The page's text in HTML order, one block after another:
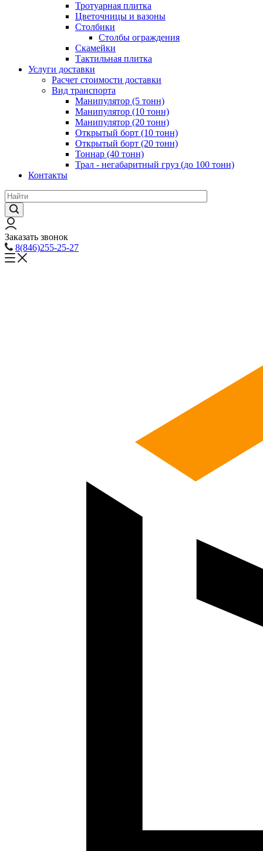
Тротуарная плитка
Цветочницы и вазоны
Столбики
Столбы ограждения
Скамейки
Тактильная плитка
Услуги доставки
Расчет стоимости доставки
Вид транспорта
Манипулятор (5 тонн)
Манипулятор (10 тонн)
Манипулятор (20 тонн)
Открытый борт (10 тонн)
Открытый борт (20 тонн)
Тоннар (40 тонн)
Трал - негабаритный груз (до 100 тонн)
Контакты
Заказать звонок
8(846)255-25-27